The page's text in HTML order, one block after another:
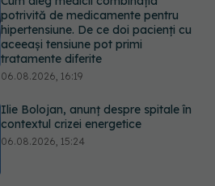
Ilie Bolojan, anunț despre spitale în
contextul crizei energetice
06.08.2026, 15:24
EXCLUSIV Cum schimbă
Inteligența Artificială relația dintre
medic și pacient